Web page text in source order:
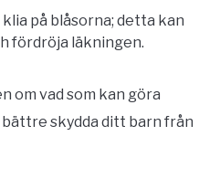
på blåsorna; detta kan
fördröja läkningen.
om vad som kan göra
skydda ditt barn från